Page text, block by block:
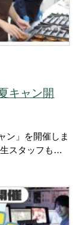
キャン開
ン」を開催しま
スタッフもア
てなど、 リア